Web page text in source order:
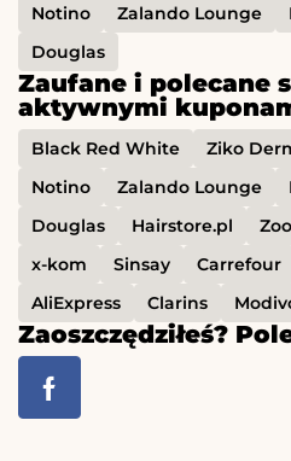
Notino
Zalando Lounge
Douglas
Zaufane i polecane
aktywnymi
Black Red White Ziko
Notino
Zalando Lounge
Douglas
Hairstore.pl
x-kom
Sinsay Carrefour
AliExpress
Clarins
Zaoszczędziłeś?